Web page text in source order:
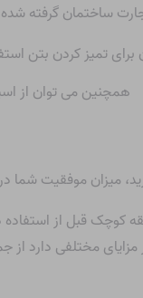
ساختمان گرفته
همچنین می توان از
میزان موفقیت شما
کوچک قبل از استفاده
مزایای مختلفی